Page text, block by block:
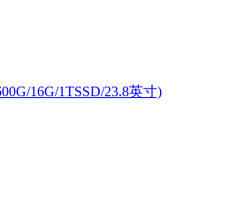
16G/1TSSD/23.8英寸)